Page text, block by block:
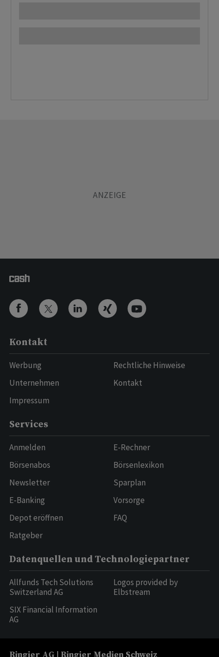
Kontakt
Werbung
Unternehmen
Impressum
Rechtliche Hinweise
Kontakt
Services
Anmelden
Börsenabos
Newsletter
E-Banking
Depot eröffnen
Ratgeber
E-Rechner
Börsenlexikon
Sparplan
Vorsorge
FAQ
Datenquellen und Technologiepartner
Allfunds Tech Solutions
Switzerland AG
SIX Financial Information
AG
Logos provided by
Elbstream